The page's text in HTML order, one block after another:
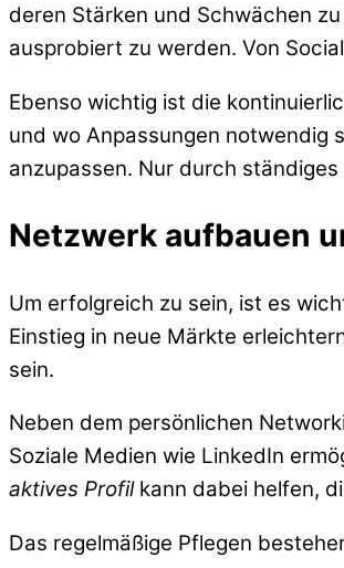
deren Stärken und Schwächen
ausprobiert zu werden. Von
Ebenso wichtig ist die
und wo Anpassungen notwendig
anzupassen. Nur durch
Netzwerk aufbauen
Um erfolgreich zu sein, ist es
Einstieg in neue Märkte
sein.
Neben dem persönlichen
Soziale Medien wie LinkedIn
aktives Profilkann dabei helfen,
Das regelmäßige Pflegen